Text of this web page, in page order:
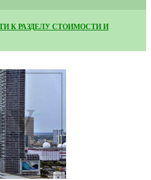
К РАЗДЕЛУ СТОИМОСТИ И